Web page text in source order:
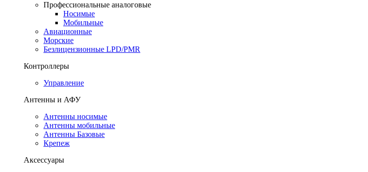
Профессиональные аналоговые
Носимые
Мобильные
Авиационные
Морские
Безлицензионные LPD/PMR
Контроллеры
Управление
Антенны и АФУ
Антенны носимые
Антенны мобильные
Антенны Базовые
Крепеж
Аксессуары